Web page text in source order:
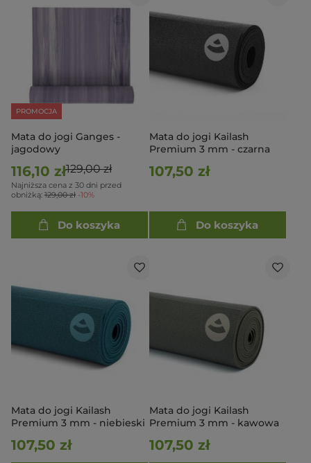
PROMOCJA
Mata do jogi Ganges -
jagodowy
116,10 zł129,00 zł
Najniższa cena z 30 dni przed
obniżką: 129,00 zł -10%
Do koszyka
Mata do jogi Kailash
Premium 3 mm - czarna
107,50 zł
Do koszyka
Mata do jogi Kailash
Premium 3 mm - niebieski
107,50 zł
Mata do jogi Kailash
Premium 3 mm - kawowa
107,50 zł